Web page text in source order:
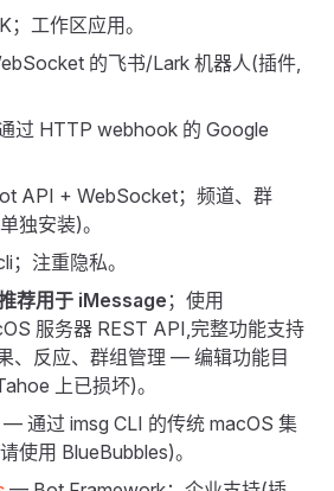
工作区应用。
的飞书/Lark 机器人(插件,
过 HTTP webhook 的 Google
API + WebSocket；频道、群
独安装)。
注重隐私。
荐用于 iMessage；使用
服务器 REST API,完整功能支持
、反应、群组管理 — 编辑功能目
上已损坏)。
— 通过 imsg CLI 的传统 macOS 集
使用 BlueBubbles)。